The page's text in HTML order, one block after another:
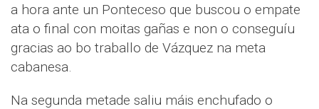
a hora ante un Ponteceso que buscou o empate
ata o final con moitas gañas e non o conseguíu
gracias ao bo traballo de Vázquez na meta
cabanesa.
Na segunda metade saliu máis enchufado o